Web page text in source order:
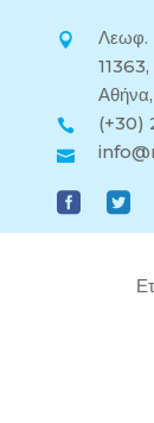
Λεωφ.
11363,
(+30)